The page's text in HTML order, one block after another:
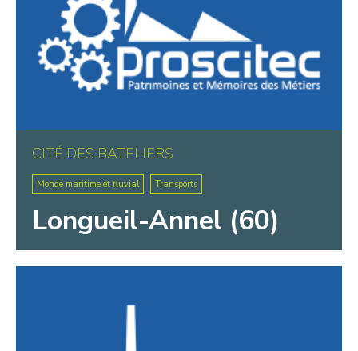
CITÉ DES BATELIERS
Monde maritime et fluvial Transports
Longueil-Annel (60)